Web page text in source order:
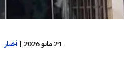
21 مايو 2026 | أخبار